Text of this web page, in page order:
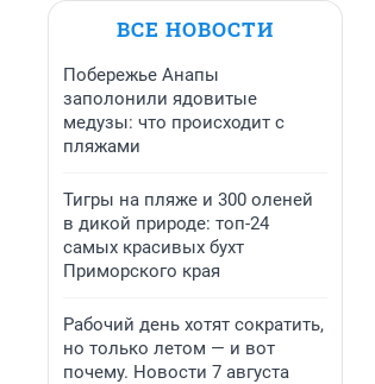
ВСЕ НОВОСТИ
Побережье Анапы
заполонили ядовитые
медузы: что происходит с
пляжами
Тигры на пляже и 300 оленей
в дикой природе: топ-24
самых красивых бухт
Приморского края
Рабочий день хотят сократить,
но только летом — и вот
почему. Новости 7 августа